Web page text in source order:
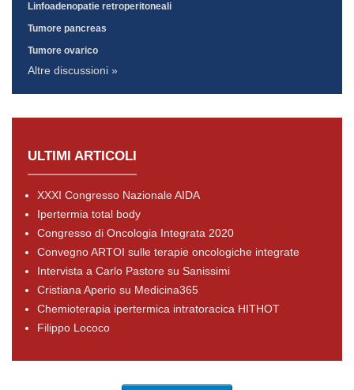
Linfoadenopatie retroperitoneali
Tumore pancreas
Tumore ovarico
Altre discussioni »
ULTIMI ARTICOLI
XXXI Congresso Nazionale AIDA
Ipertermia total body
Congresso di Oncologia Integrata 2020
Convegno ARTOI sulle terapie oncologiche integrate
Intervista a Carlo Pastore su Sanissimi
Cristiana Aperio su Medicina365
Chemioterapia ipertermica intratoracica HITHOT
Filippo Lococo